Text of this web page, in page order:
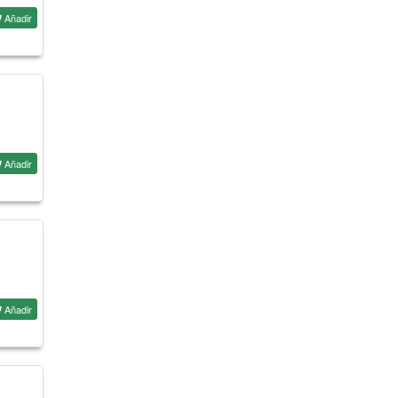
Añadir
Añadir
Añadir